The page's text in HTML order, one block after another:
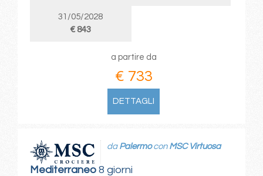
31/05/2028
€ 843
a partire da
€ 733
DETTAGLI
Mediterraneo8 giorni
da Palermocon MSC Virtuosa